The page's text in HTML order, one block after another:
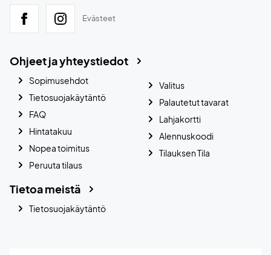
Evästeet
Ohjeet ja yhteystiedot
Sopimusehdot
Tietosuojakäytäntö
FAQ
Hintatakuu
Nopea toimitus
Peruuta tilaus
Valitus
Palautetut tavarat
Lahjakortti
Alennuskoodi
Tilauksen Tila
Tietoa meistä
Tietosuojakäytäntö